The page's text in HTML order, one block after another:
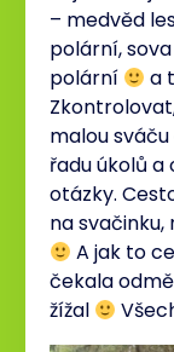
– medvěd
polární,
polární
a
malou
řadu úkolů
otázky.
na
A jak to
čekala
žížal